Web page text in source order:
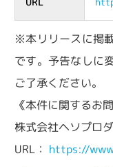
※本リリースに掲
です。予告なしに
ご了承ください。
《本件に関するお
株式会社ヘソプロ
URL： https://